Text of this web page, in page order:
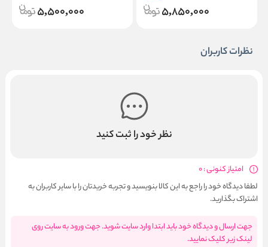
5,850,000
5,500,000
نظرات کاربران
نظر خود را ثبت کنید
امتیاز کنونی : 0
لطفا دیدگاه خود را راجع به این کالا بنویسید و تجربه خریدتان را با سایر کاربران به
اشتراک بگذارید.
جهت ارسال و دیدگاه خود باید ابتدا وارد سایت شوید. جهت ورود به سایت روی
لینک زیر کلیک نمایید.